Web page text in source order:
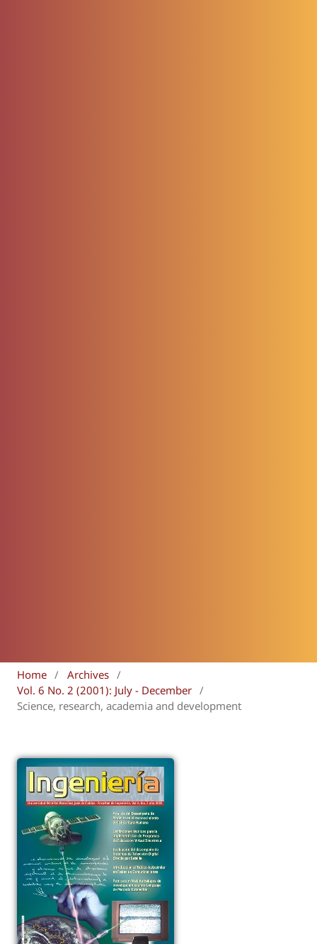
Home / Archives /
Vol. 6 No. 2 (2001): July - December /
Science, research, academia and development